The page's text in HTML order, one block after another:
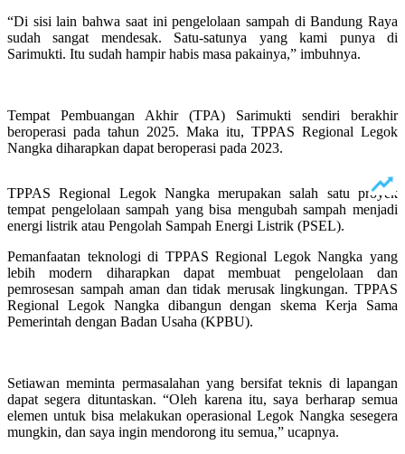
“Di sisi lain bahwa saat ini pengelolaan sampah di Bandung Raya
sudah sangat mendesak. Satu-satunya yang kami punya di
Sarimukti. Itu sudah hampir habis masa pakainya,” imbuhnya.
Tempat Pembuangan Akhir (TPA) Sarimukti sendiri berakhir
beroperasi pada tahun 2025. Maka itu, TPPAS Regional Legok
Nangka diharapkan dapat beroperasi pada 2023.
TPPAS Regional Legok Nangka merupakan salah satu proyek
tempat pengelolaan sampah yang bisa mengubah sampah menjadi
energi listrik atau Pengolah Sampah Energi Listrik (PSEL).
Pemanfaatan teknologi di TPPAS Regional Legok Nangka yang
lebih modern diharapkan dapat membuat pengelolaan dan
pemrosesan sampah aman dan tidak merusak lingkungan. TPPAS
Regional Legok Nangka dibangun dengan skema Kerja Sama
Pemerintah dengan Badan Usaha (KPBU).
Setiawan meminta permasalahan yang bersifat teknis di lapangan
dapat segera dituntaskan. “Oleh karena itu, saya berharap semua
elemen untuk bisa melakukan operasional Legok Nangka sesegera
mungkin, dan saya ingin mendorong itu semua,” ucapnya.